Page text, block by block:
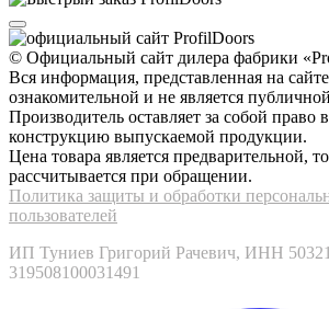
© Официальный сайт дилера фабрики
Вся информация, представленная на сайте
ознакомительной и не является
Производитель оставляет за собой право
конструкцию выпускаемой продукции.
Цена товара является предварительной,
рассчитывается при обращении.
Политика защиты и обработки
пользователей
ИП Туниев Григорий Рачевич, ИНН
319508100031491